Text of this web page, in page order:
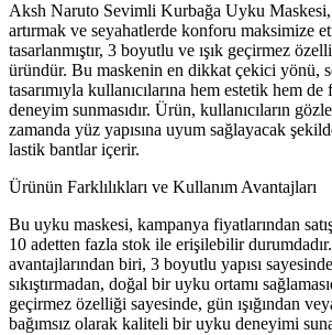
Aksh Naruto Sevimli Kurbağa Uyku
artırmak ve seyahatlerde konforu maksimize
tasarlanmıştır, 3 boyutlu ve ışık geçirmez
üründür. Bu maskenin en dikkat çekici yönü,
tasarımıyla kullanıcılarına hem estetik hem
deneyim sunmasıdır. Ürün, kullanıcıların
zamanda yüz yapısına uyum sağlayacak
lastik bantlar içerir.
Ürünün Farklılıkları ve Kullanım Avantajları
Bu uyku maskesi, kampanya fiyatlarından
10 adetten fazla stok ile erişilebilir
avantajlarından biri, 3 boyutlu yapısı
sıkıştırmadan, doğal bir uyku ortamı
geçirmez özelliği sayesinde, gün ışığından
bağımsız olarak kaliteli bir uyku deneyimi